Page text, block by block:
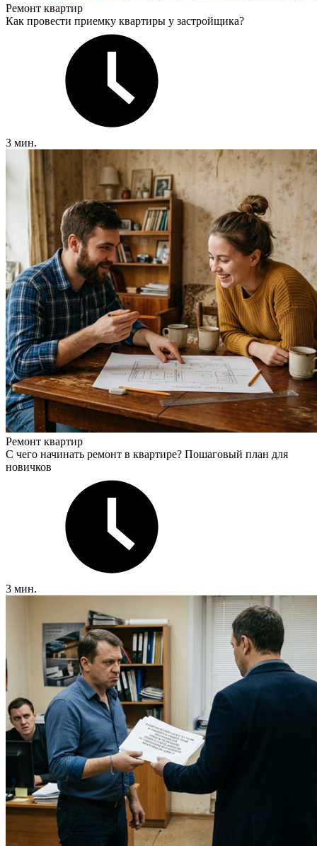
Ремонт квартир
Как провести приемку квартиры у застройщика?
3 мин.
Ремонт квартир
С чего начинать ремонт в квартире? Пошаговый план для
новичков
3 мин.